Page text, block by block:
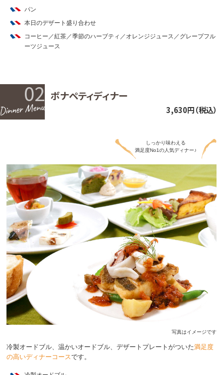
パン
本日のデザート盛り合わせ
コーヒー／紅茶／季節のハーブティ／オレンジジュース／グレープフル
ーツジュース
02 ボナペティディナー
3,630円（税込）
しっかり味わえる
満足度No1の人気ディナー♪
写真はイメージです
冷製オードブル、温かいオードブル、デザートプレートがついた満足度
の高いディナーコースです。